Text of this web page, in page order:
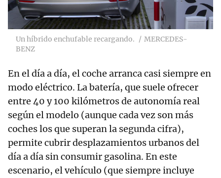
Un híbrido enchufable recargando.
MERCEDES-
BENZ
En el día a día, el coche arranca casi siempre en
modo eléctrico. La batería, que suele ofrecer
entre 40 y 100 kilómetros de autonomía real
según el modelo (aunque cada vez son más
coches los que superan la segunda cifra),
permite cubrir desplazamientos urbanos del
día a día sin consumir gasolina. En este
escenario, el vehículo (que siempre incluye